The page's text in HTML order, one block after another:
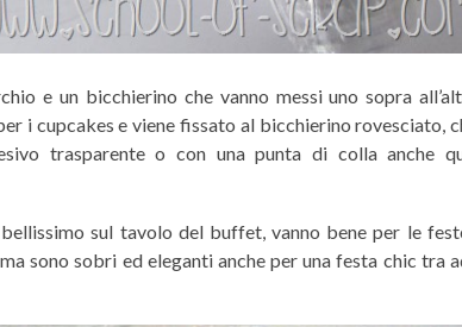
e un bicchierino che vanno messi uno sopra
i cupcakes e viene fissato al bicchierino rovesciato,
trasparente o con una punta di colla anche
sul tavolo del buffet, vanno bene per le
sono sobri ed eleganti anche per una festa chic tra